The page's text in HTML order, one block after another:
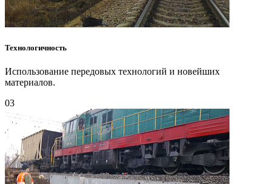
Технологичность
Использование передовых технологий и новейших
материалов.
03